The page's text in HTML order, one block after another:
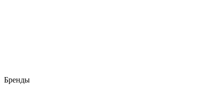
Бренды